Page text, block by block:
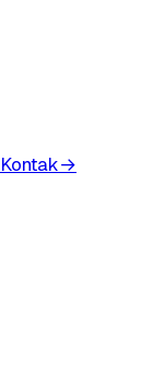
Kontak→